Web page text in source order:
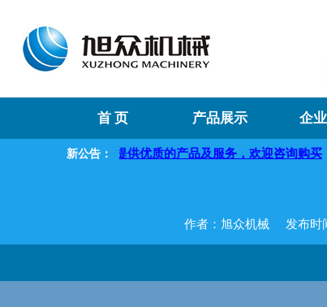
首 页 产品展示 企
新公告：
们将提供优质的产品及服务，欢迎咨询购买
作者：旭众机械 发布时